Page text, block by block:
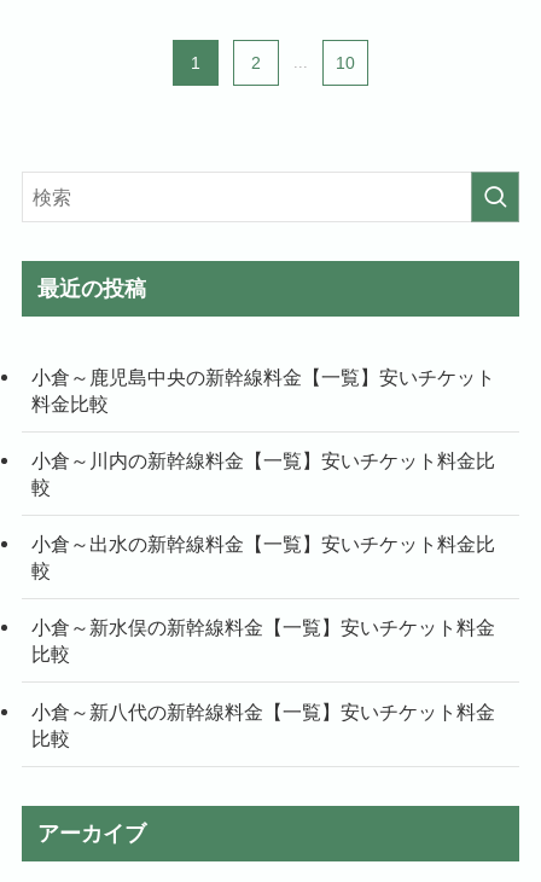
1 2 ... 10
最近の投稿
小倉～鹿児島中央の新幹線料金【一覧】安いチケット
料金比較
小倉～川内の新幹線料金【一覧】安いチケット料金比
較
小倉～出水の新幹線料金【一覧】安いチケット料金比
較
小倉～新水俣の新幹線料金【一覧】安いチケット料金
比較
小倉～新八代の新幹線料金【一覧】安いチケット料金
比較
アーカイブ